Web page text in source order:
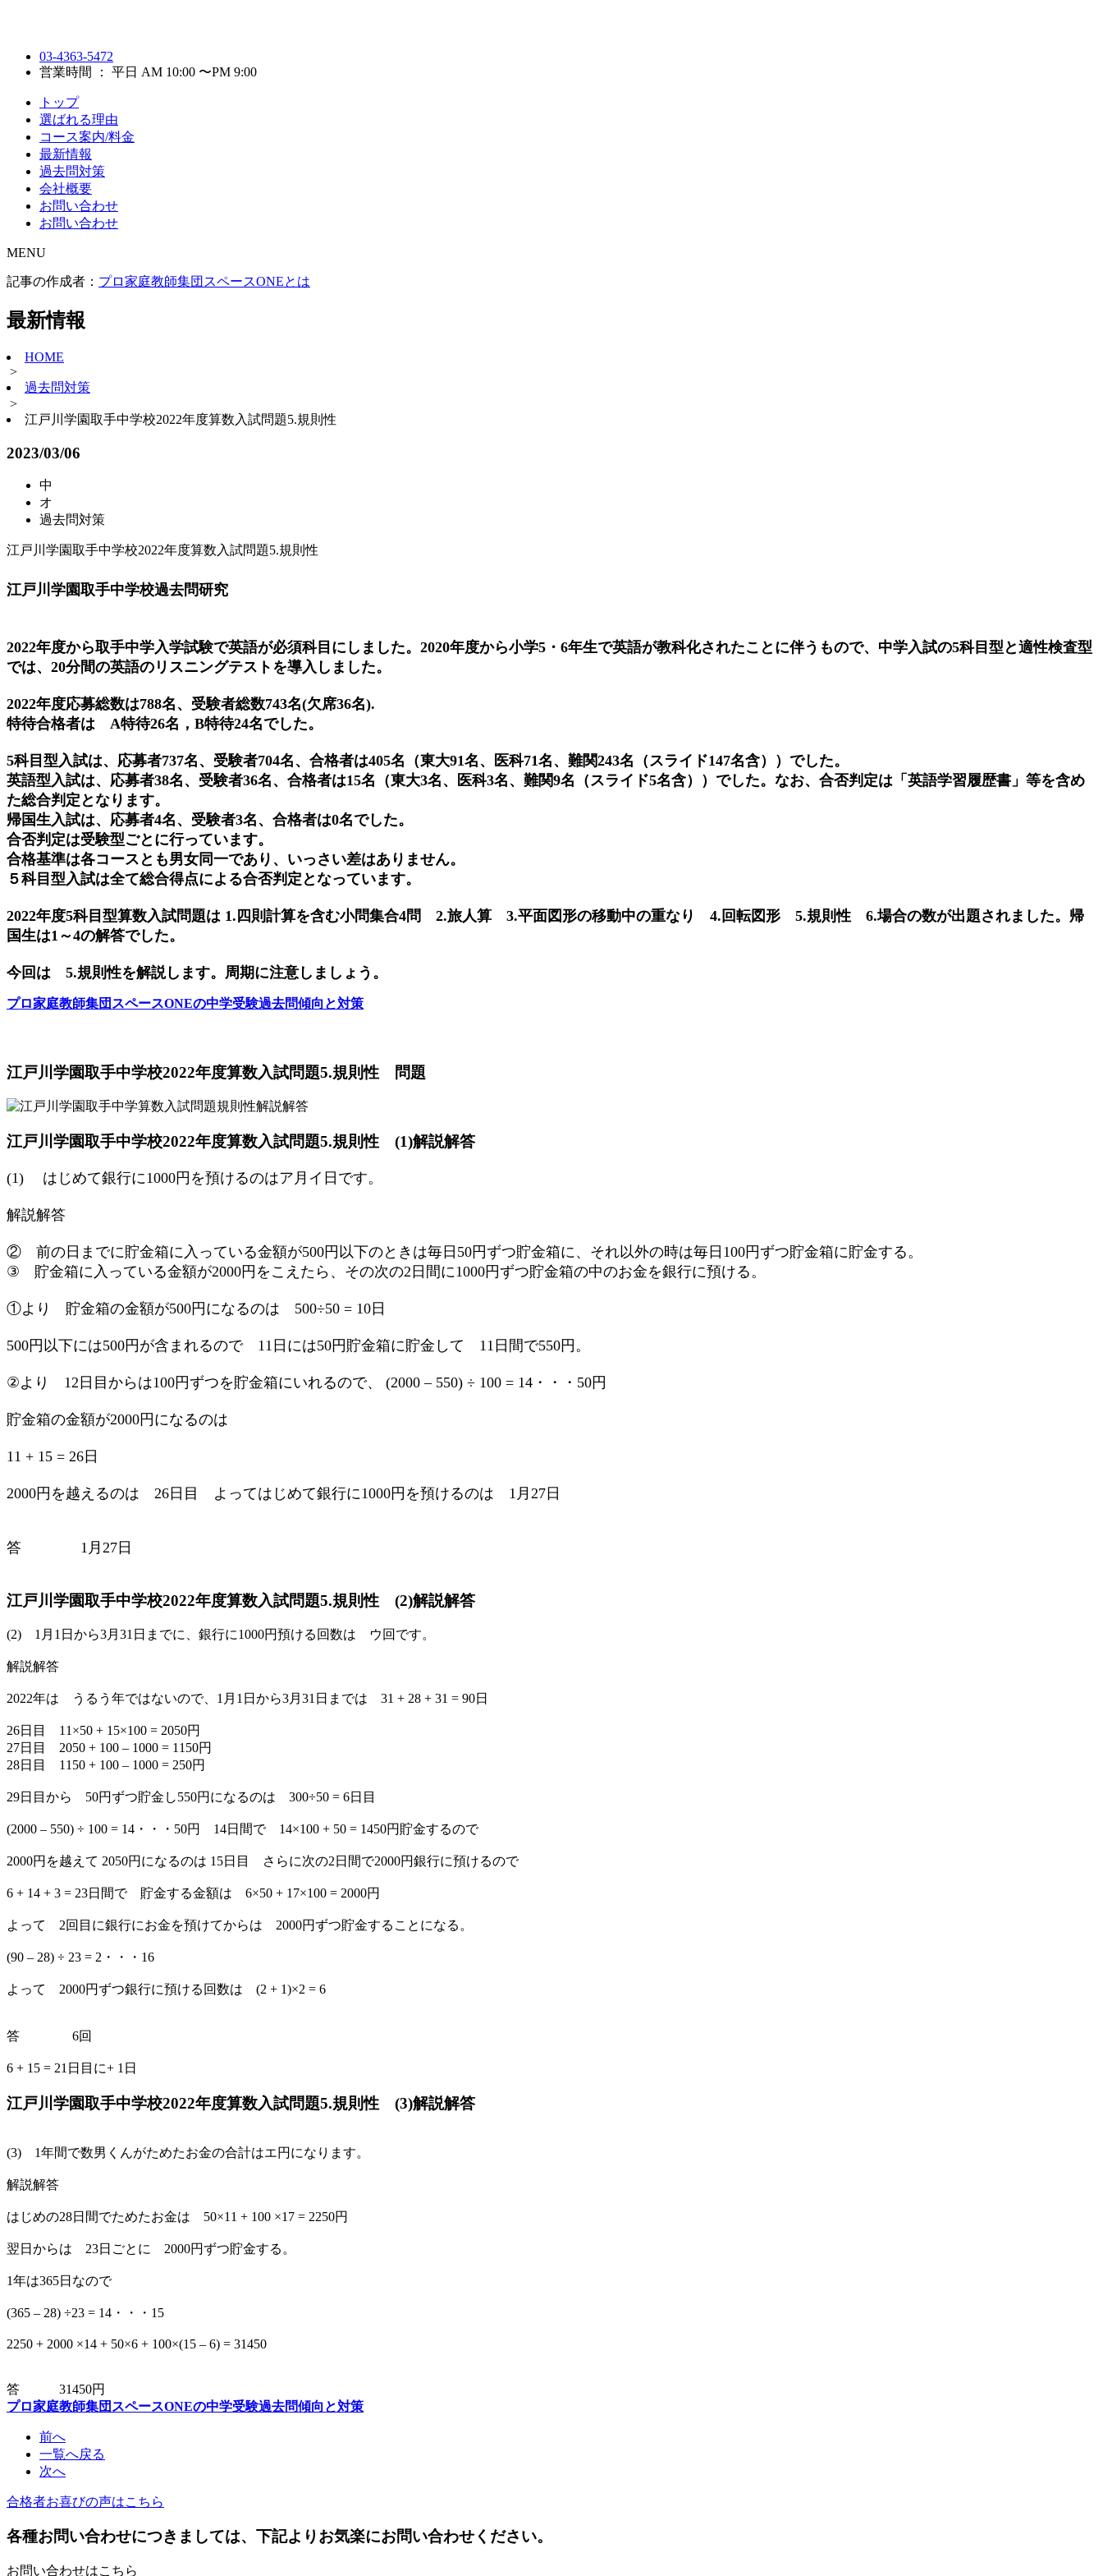
03-4363-5472
営業時間 ： 平日 AM 10:00 〜PM 9:00
トップ
選ばれる理由
コース案内/料金
最新情報
過去問対策
会社概要
お問い合わせ
お問い合わせ
MENU
記事の作成者： プロ家庭教師集団スペースONEとは
最新情報
HOME
>
過去問対策
>
江戸川学園取手中学校2022年度算数入試問題5.規則性
2023/03/06
中
オ
過去問対策
江戸川学園取手中学校2022年度算数入試問題5.規則性
江戸川学園取手中学校過去問研究
2022年度から取手中学入学試験で英語が必須科目にしました。2020年度から小学5・6年生で英語が教科化されたことに伴うもので、中学入試の5科目型と適性検査型
では、20分間の英語のリスニングテストを導入しました。
2022年度応募総数は788名、受験者総数743名(欠席36名).
特待合格者は A特待26名，B特待24名でした。
5科目型入試は、応募者737名、受験者704名、合格者は405名（東大91名、医科71名、難関243名（スライド147名含））でした。
英語型入試は、応募者38名、受験者36名、合格者は15名（東大3名、医科3名、難関9名（スライド5名含））でした。なお、合否判定は「英語学習履歴書」等を含め
た総合判定となります。
帰国生入試は、応募者4名、受験者3名、合格者は0名でした。
合否判定は受験型ごとに行っています。
合格基準は各コースとも男女同一であり、いっさい差はありません。
５科目型入試は全て総合得点による合否判定となっています。
2022年度5科目型算数入試問題は 1.四則計算を含む小問集合4問 2.旅人算 3.平面図形の移動中の重なり 4.回転図形 5.規則性 6.場合の数が出題されました。帰
国生は1～4の解答でした。
今回は 5.規則性を解説します。周期に注意しましょう。
プロ家庭教師集団スペースONEの中学受験過去問傾向と対策
江戸川学園取手中学校2022年度算数入試問題5.規則性 問題
江戸川学園取手中学校2022年度算数入試問題5.規則性 (1)解説解答
(1) はじめて銀行に1000円を預けるのはア月イ日です。
解説解答
② 前の日までに貯金箱に入っている金額が500円以下のときは毎日50円ずつ貯金箱に、それ以外の時は毎日100円ずつ貯金箱に貯金する。
③ 貯金箱に入っている金額が2000円をこえたら、その次の2日間に1000円ずつ貯金箱の中のお金を銀行に預ける。
①より 貯金箱の金額が500円になるのは 500÷50 = 10日
500円以下には500円が含まれるので 11日には50円貯金箱に貯金して 11日間で550円。
②より 12日目からは100円ずつを貯金箱にいれるので、 (2000 – 550) ÷ 100 = 14・・・50円
貯金箱の金額が2000円になるのは
11 + 15 = 26日
2000円を越えるのは 26日目 よってはじめて銀行に1000円を預けるのは 1月27日
答 1月27日
江戸川学園取手中学校2022年度算数入試問題5.規則性 (2)解説解答
(2) 1月1日から3月31日までに、銀行に1000円預ける回数は ウ回です。
解説解答
2022年は うるう年ではないので、1月1日から3月31日までは 31 + 28 + 31 = 90日
26日目 11×50 + 15×100 = 2050円
27日目 2050 + 100 – 1000 = 1150円
28日目 1150 + 100 – 1000 = 250円
29日目から 50円ずつ貯金し550円になるのは 300÷50 = 6日目
(2000 – 550) ÷ 100 = 14・・・50円 14日間で 14×100 + 50 = 1450円貯金するので
2000円を越えて 2050円になるのは 15日目 さらに次の2日間で2000円銀行に預けるので
6 + 14 + 3 = 23日間で 貯金する金額は 6×50 + 17×100 = 2000円
よって 2回目に銀行にお金を預けてからは 2000円ずつ貯金することになる。
(90 – 28) ÷ 23 = 2・・・16
よって 2000円ずつ銀行に預ける回数は (2 + 1)×2 = 6
答 6回
6 + 15 = 21日目に+ 1日
江戸川学園取手中学校2022年度算数入試問題5.規則性 (3)解説解答
(3) 1年間で数男くんがためたお金の合計はエ円になります。
解説解答
はじめの28日間でためたお金は 50×11 + 100 ×17 = 2250円
翌日からは 23日ごとに 2000円ずつ貯金する。
1年は365日なので
(365 – 28) ÷23 = 14・・・15
2250 + 2000 ×14 + 50×6 + 100×(15 – 6) = 31450
答 31450円
プロ家庭教師集団スペースONEの中学受験過去問傾向と対策
前へ
一覧へ戻る
次へ
合格者お喜びの声はこちら
各種お問い合わせにつきましては、下記よりお気楽にお問い合わせください。
お問い合わせはこちら